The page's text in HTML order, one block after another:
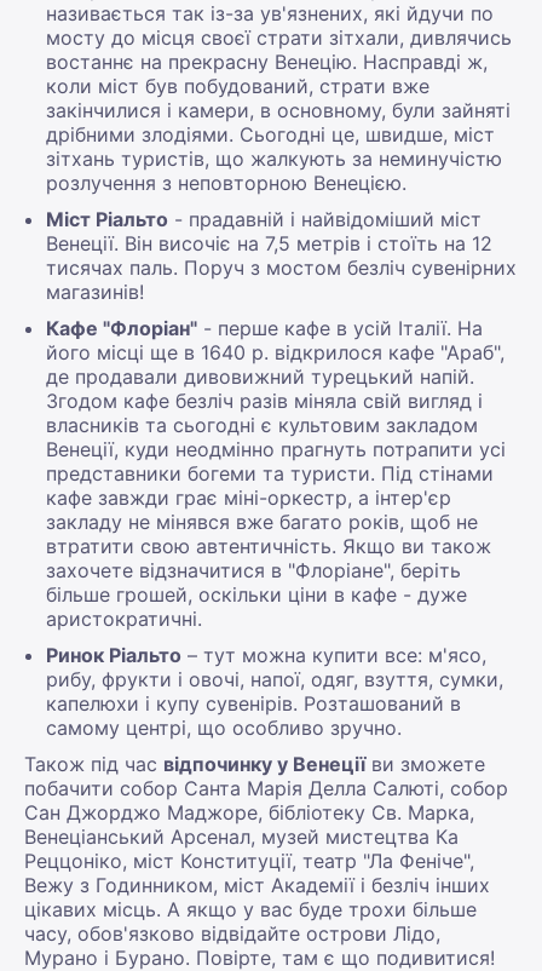
називається так із-за ув'язнених, які йдучи по
мосту до місця своєї страти зітхали, дивлячись
востаннє на прекрасну Венецію. Насправді ж,
коли міст був побудований, страти вже
закінчилися і камери, в основному, були зайняті
дрібними злодіями. Сьогодні це, швидше, міст
зітхань туристів, що жалкують за неминучістю
розлучення з неповторною Венецією.
Міст Ріальто - прадавній і найвідоміший міст
Венеції. Він височіє на 7,5 метрів і стоїть на 12
тисячах паль. Поруч з мостом безліч сувенірних
магазинів!
Кафе "Флоріан" - перше кафе в усій Італії. На
його місці ще в 1640 р. відкрилося кафе "Араб",
де продавали дивовижний турецький напій.
Згодом кафе безліч разів міняла свій вигляд і
власників та сьогодні є культовим закладом
Венеції, куди неодмінно прагнуть потрапити усі
представники богеми та туристи. Під стінами
кафе завжди грає міні-оркестр, а інтер'єр
закладу не мінявся вже багато років, щоб не
втратити свою автентичність. Якщо ви також
захочете відзначитися в "Флоріане", беріть
більше грошей, оскільки ціни в кафе - дуже
аристократичні.
Ринок Ріальто – тут можна купити все: м'ясо,
рибу, фрукти і овочі, напої, одяг, взуття, сумки,
капелюхи і купу сувенірів. Розташований в
самому центрі, що особливо зручно.
Також під час відпочинку у Венеціїви зможете
побачити собор Санта Марія Делла Салюті, собор
Сан Джорджо Маджоре, бібліотеку Св. Марка,
Венеціанський Арсенал, музей мистецтва Ка
Реццоніко, міст Конституції, театр "Ла Феніче",
Вежу з Годинником, міст Академії і безліч інших
цікавих місць. А якщо у вас буде трохи більше
часу, обов'язково відвідайте острови Лідо,
Мурано і Бурано. Повірте, там є що подивитися!